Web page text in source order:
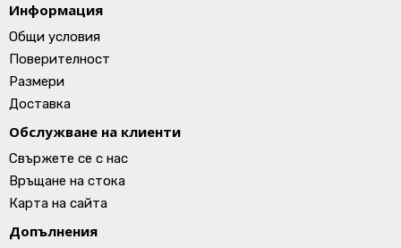
Информация
Общи условия
Поверителност
Размери
Доставка
Обслужване на клиенти
Свържете се с нас
Връщане на стока
Карта на сайта
Допълнения